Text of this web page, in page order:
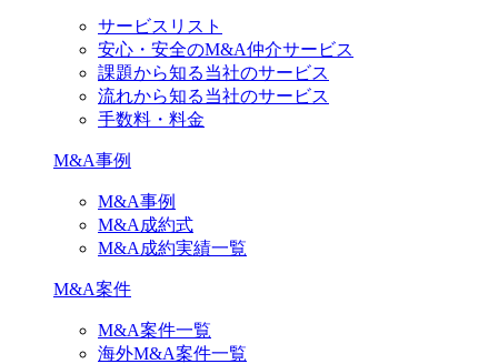
サービスリスト
安心・安全のM&A仲介サービス
課題から知る当社のサービス
流れから知る当社のサービス
手数料・料金
M&A事例
M&A事例
M&A成約式
M&A成約実績一覧
M&A案件
M&A案件一覧
海外M&A案件一覧